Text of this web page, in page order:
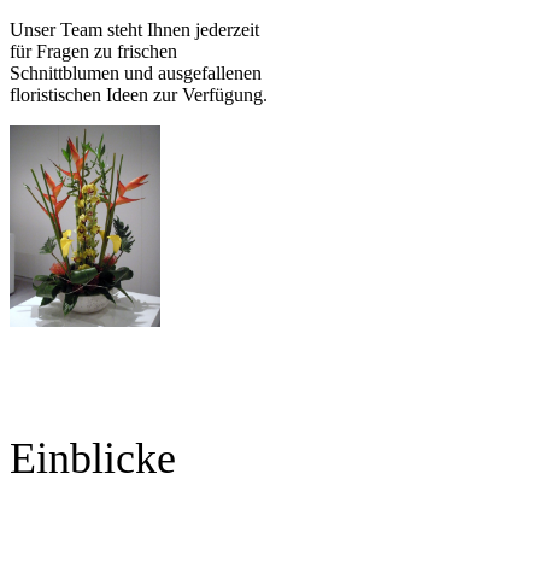
Unser Team steht Ihnen jederzeit
für Fragen zu frischen
Schnittblumen und ausgefallenen
floristischen Ideen zur Verfügung.
Einblicke